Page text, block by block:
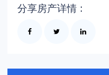
分享房产详情 :